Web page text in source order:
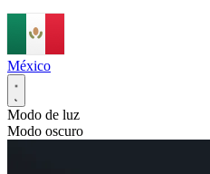
México
Modo de luz
Modo oscuro